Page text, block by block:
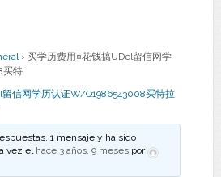
› 买学历费用¤花钱搞UDel留信网学
买特
信网学历认证W/Q1986543008买特拉
1 mensaje y ha sido
vez el hace 3 años, 9 meses por